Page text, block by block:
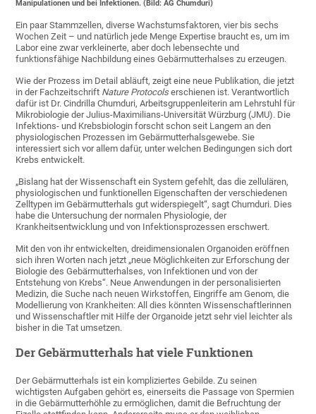
Manipulationen und bei Infektionen. (Bild: AG Chumduri)
Ein paar Stammzellen, diverse Wachstumsfaktoren, vier bis sechs
Wochen Zeit – und natürlich jede Menge Expertise braucht es, um im
Labor eine zwar verkleinerte, aber doch lebensechte und
funktionsfähige Nachbildung eines Gebärmutterhalses zu erzeugen.
Wie der Prozess im Detail abläuft, zeigt eine neue Publikation, die jetzt
in der Fachzeitschrift Nature Protocolserschienen ist. Verantwortlich
dafür ist Dr. Cindrilla Chumduri, Arbeitsgruppenleiterin am Lehrstuhl für
Mikrobiologie der Julius-Maximilians-Universität Würzburg (JMU). Die
Infektions- und Krebsbiologin forscht schon seit Langem an den
physiologischen Prozessen im Gebärmutterhalsgewebe. Sie
interessiert sich vor allem dafür, unter welchen Bedingungen sich dort
Krebs entwickelt.
„Bislang hat der Wissenschaft ein System gefehlt, das die zellulären,
physiologischen und funktionellen Eigenschaften der verschiedenen
Zelltypen im Gebärmutterhals gut widerspiegelt“, sagt Chumduri. Dies
habe die Untersuchung der normalen Physiologie, der
Krankheitsentwicklung und von Infektionsprozessen erschwert.
Mit den von ihr entwickelten, dreidimensionalen Organoiden eröffnen
sich ihren Worten nach jetzt „neue Möglichkeiten zur Erforschung der
Biologie des Gebärmutterhalses, von Infektionen und von der
Entstehung von Krebs“. Neue Anwendungen in der personalisierten
Medizin, die Suche nach neuen Wirkstoffen, Eingriffe am Genom, die
Modellierung von Krankheiten: All dies könnten Wissenschaftlerinnen
und Wissenschaftler mit Hilfe der Organoide jetzt sehr viel leichter als
bisher in die Tat umsetzen.
Der Gebärmutterhals hat viele Funktionen
Der Gebärmutterhals ist ein kompliziertes Gebilde. Zu seinen
wichtigsten Aufgaben gehört es, einerseits die Passage von Spermien
in die Gebärmutterhöhle zu ermöglichen, damit die Befruchtung der